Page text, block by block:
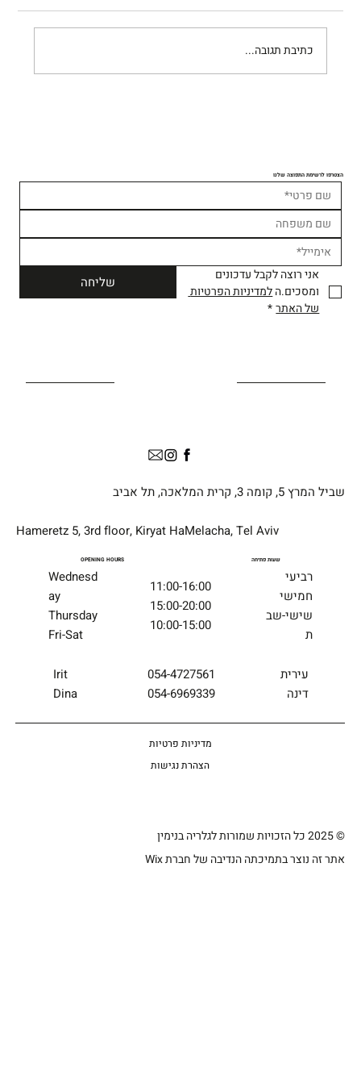
כשהאוויר הוא בית
כתיבת תגובה...
הצטרפו לרשימת התפוצה שלנו
ומסכים.ה
למדיניות הפרטיות
של האתר *
שליחה
Hameretz 5, 3rd floor, Kiryat HaMelacha, Tel Aviv
שביל המרץ 5, קומה 3, קרית המלאכה, תל אביב
Irit
Dina
054-4727561
054-6969339
עירית
דינה
OPENING HOURS שעות פתיחה
Wednesd
ay
Thursday
Fri-Sat
11:00-16:00
15:00-20:00
10:00-15:00
רביעי
חמישי
שישי-שב
ת
מדיניות פרטיות
הצהרת נגישות
אתר זה נוצר בתמיכתה הנדיבה של חברת Wix
© 2025 כל הזכויות שמורות לגלריה בנימין